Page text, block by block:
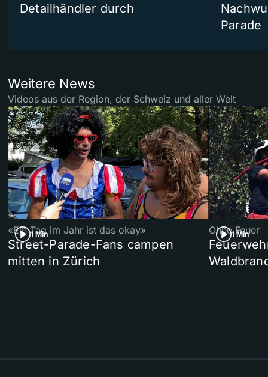
Detailhändler durch
Parade
Weitere News
Videos aus der Region, der Schweiz und aller Welt
1 Min
«Ein Tag im Jahr ist das okay»
Street-Parade-Fans campen
mitten in Zürich
1 Min
Ohne Feuer